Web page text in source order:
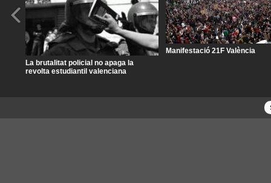
La brutalitat policial no apaga la
revolta estudiantil valenciana
Manifestació 21F València